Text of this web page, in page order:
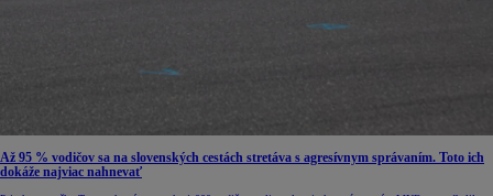
Až 95 % vodičov sa na slovenských cestách stretáva s agresívnym správaním. Toto ich
dokáže najviac nahnevať